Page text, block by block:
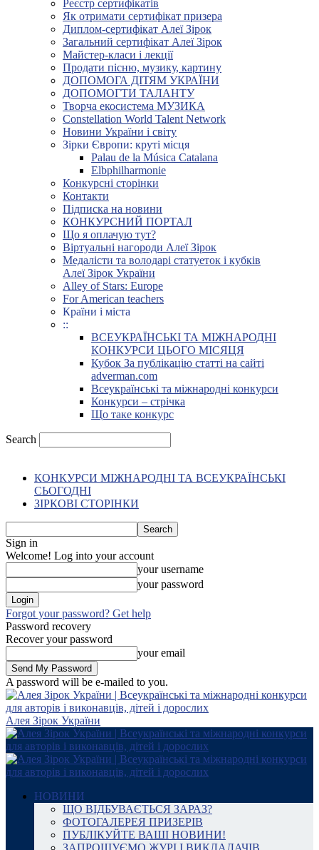
Реєстр сертифікатів
Як отримати сертифікат призера
Диплом-сертифікат Алеї Зірок
Загальний сертифікат Алеї Зірок
Майстер-класи і лекції
Продати пісню, музику, картину
ДОПОМОГА ДІТЯМ УКРАЇНИ
ДОПОМОГТИ ТАЛАНТУ
Творча екосистема МУЗИКА
Constellation World Talent Network
Новини України і світу
Зірки Європи: круті місця
Palau de la Música Catalana
Elbphilharmonie
Конкурсні сторінки
Контакти
Підписка на новини
КОНКУРСНИЙ ПОРТАЛ
Що я оплачую тут?
Віртуальні нагороди Алеї Зірок
Медалісти та володарі статуеток і кубків
Алеї Зірок України
Alley of Stars: Europe
For American teachers
Країни і міста
::
ВСЕУКРАЇНСЬКІ ТА МІЖНАРОДНІ
КОНКУРСИ ЦЬОГО МІСЯЦЯ
Кубок За публікацію статті на сайті
adverman.com
Всеукраїнські та міжнародні конкурси
Конкурси – стрічка
Що таке конкурс
Search
КОНКУРСИ МІЖНАРОДНІ ТА ВСЕУКРАЇНСЬКІ
СЬОГОДНІ
ЗІРКОВІ СТОРІНКИ
Sign in
Welcome! Log into your account
your username
your password
Forgot your password? Get help
Password recovery
Recover your password
your email
A password will be e-mailed to you.
Алея Зірок України
НОВИНИ
ЩО ВІДБУВАЄТЬСЯ ЗАРАЗ?
ФОТОГАЛЕРЕЯ ПРИЗЕРІВ
ПУБЛІКУЙТЕ ВАШІ НОВИНИ!
ЗАПРОШУЄМО ЖУРІ І ВИКЛАДАЧІВ